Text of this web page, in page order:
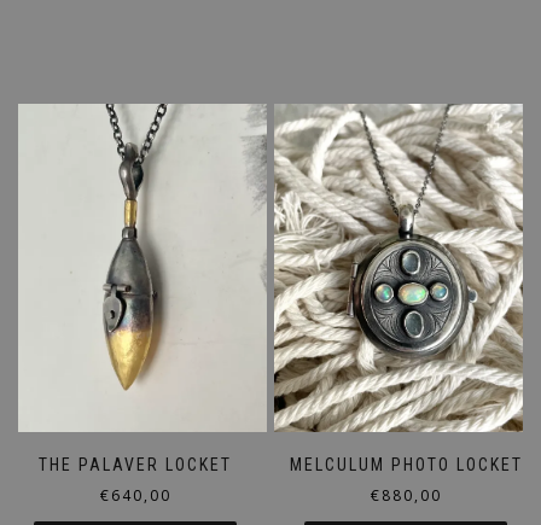
THE PALAVER LOCKET
€640,00
MELCULUM PHOTO LOCKET
€880,00